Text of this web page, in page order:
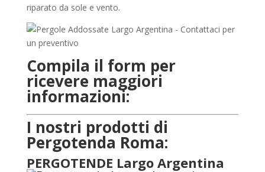
riparato da sole e vento.
Compila il form per
ricevere maggiori
informazioni:
I nostri prodotti di
Pergotenda Roma:
PERGOTENDE Largo Argentina